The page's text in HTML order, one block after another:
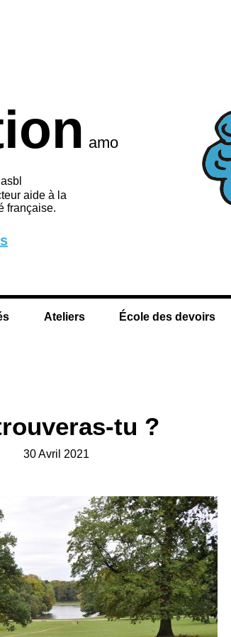
amo
aide à la
française.
Ateliers École des devoirs
tu ?
30 Avril 2021